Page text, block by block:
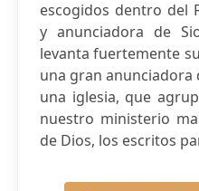
escogidos dentro del
y anunciadora de
levanta fuertemente
una gran anunciadora
una iglesia, que
nuestro ministerio
de Dios, los escritos